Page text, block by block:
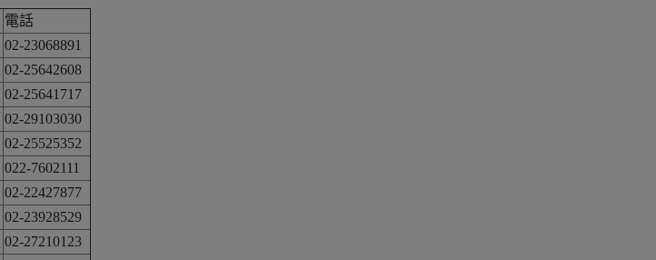
電話
02-23068891
02-25642608
02-25641717
02-29103030
02-25525352
022-7602111
02-22427877
02-23928529
02-27210123